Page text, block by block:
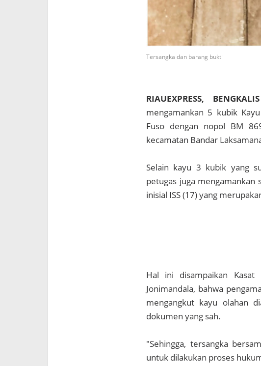
Tersangka dan barang bukti
RIAUEXPRESS, BENGKALIS
mengamankan 5 kubik
Fuso dengan nopol BM
kecamatan Bandar
Selain kayu 3 kubik yang
petugas juga mengamankan
inisial ISS (17) yang
Hal ini disampaikan Kasat
Jonimandala, bahwa
mengangkut kayu olahan
dokumen yang sah.
"Sehingga, tersangka
untuk dilakukan proses